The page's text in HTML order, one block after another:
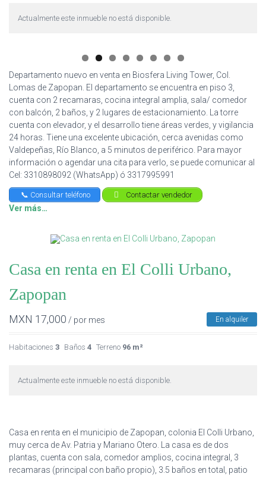
Actualmente este inmueble no está disponible.
Departamento nuevo en venta en Biosfera Living Tower, Col.
Lomas de Zapopan. El departamento se encuentra en piso 3,
cuenta con 2 recamaras, cocina integral amplia, sala/ comedor
con balcón, 2 baños, y 2 lugares de estacionamiento. La torre
cuenta con elevador, y el desarrollo tiene áreas verdes, y vigilancia
24 horas. Tiene una excelente ubicación, cerca avenidas como
Valdepeñas, Río Blanco, a 5 minutos de periférico. Para mayor
información o agendar una cita para verlo, se puede comunicar al
Cel: 3310898092 (WhatsApp) ó 3317995991
📞 Consultar teléfono Contactar vendedor
Ver más…
Casa en renta en El Colli Urbano,
Zapopan
MXN 17,000 / por mes En alquiler
Habitaciones 3 Baños 4 Terreno 96 m²
Actualmente este inmueble no está disponible.
Casa en renta en el municipio de Zapopan, colonia El Colli Urbano,
muy cerca de Av. Patria y Mariano Otero. La casa es de dos
plantas, cuenta con sala, comedor amplios, cocina integral, 3
recamaras (principal con baño propio), 3.5 baños en total, patio